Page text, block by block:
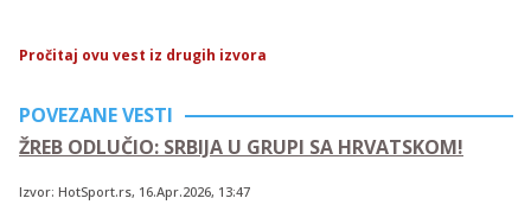
Pročitaj ovu vest iz drugih izvora
POVEZANE VESTI
ŽREB ODLUČIO: SRBIJA U GRUPI SA HRVATSKOM!
Izvor: HotSport.rs, 16.Apr.2026, 13:47